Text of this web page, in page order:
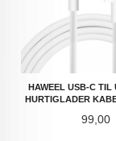
HAWEEL USB-C TIL
HURTIGLADER
Pris
99,00